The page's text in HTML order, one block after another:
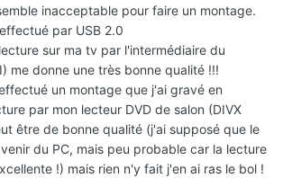
inacceptable pour faire un montage.
par USB 2.0
sur ma tv par l'intermédiaire du
me donne une très bonne qualité !!!
un montage que j'ai gravé en
par mon lecteur DVD de salon (DIVX
être de bonne qualité (j'ai supposé que le
du PC, mais peu probable car la lecture
!) mais rien n'y fait j'en ai ras le bol !